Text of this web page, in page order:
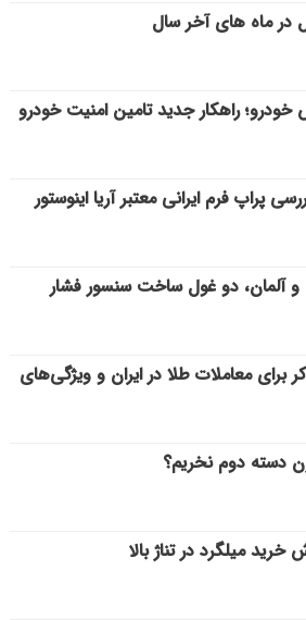
در ماه های آخر سال
راهکار جدید تامین امنیت خودرو
پراپ فرم ایرانی معتبر آریا اینوستور
و آلمان، دو غول ساخت سنسور فشار
برای معاملات طلا در ایران و ویژگی‌های
دسته دوم نخریم؟
میلگرد در تناژ بالا